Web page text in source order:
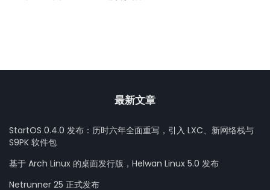
最新文章
StartOS 0.4.0 发布：历时六年全面重写，引入 LXC、新网络栈与
S9PK 软件包
基于 Arch Linux 的桌面发行版，Helwan Linux 5.0 发布
Netrunner 25 正式发布